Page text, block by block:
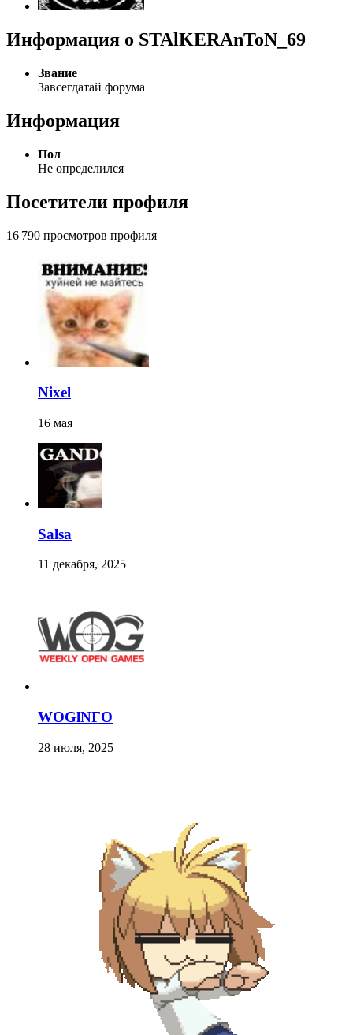
Информация о STAlKERAnToN_69
Звание
Завсегдатай форума
Информация
Пол
Не определился
Посетители профиля
16 790 просмотров профиля
Nixel
16 мая
Salsa
11 декабря, 2025
WOGlNFO
28 июля, 2025